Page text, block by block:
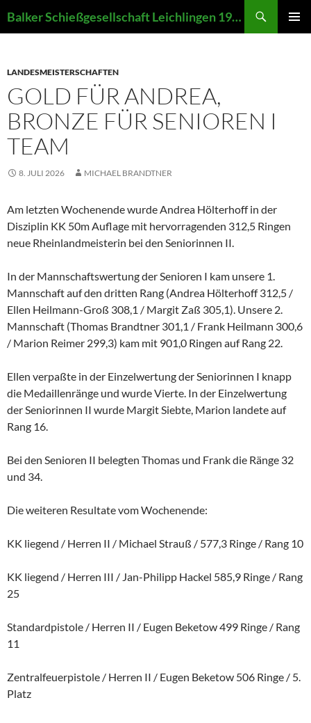
Inhalt
Balker Schießgesellschaft Leichlingen 1907 e.V.
LANDESMEISTERSCHAFTEN
GOLD FÜR ANDREA,
BRONZE FÜR SENIOREN I
TEAM
8. JULI 2026 MICHAEL BRANDTNER
Am letzten Wochenende wurde Andrea Hölterhoff in der
Disziplin KK 50m Auflage mit hervorragenden 312,5 Ringen
neue Rheinlandmeisterin bei den Seniorinnen II.
In der Mannschaftswertung der Senioren I kam unsere 1.
Mannschaft auf den dritten Rang (Andrea Hölterhoff 312,5 /
Ellen Heilmann-Groß 308,1 / Margit Zaß 305,1). Unsere 2.
Mannschaft (Thomas Brandtner 301,1 / Frank Heilmann 300,6
/ Marion Reimer 299,3) kam mit 901,0 Ringen auf Rang 22.
Ellen verpaßte in der Einzelwertung der Seniorinnen I knapp
die Medaillenränge und wurde Vierte. In der Einzelwertung
der Seniorinnen II wurde Margit Siebte, Marion landete auf
Rang 16.
Bei den Senioren II belegten Thomas und Frank die Ränge 32
und 34.
Die weiteren Resultate vom Wochenende:
KK liegend / Herren II / Michael Strauß / 577,3 Ringe / Rang 10
KK liegend / Herren III / Jan-Philipp Hackel 585,9 Ringe / Rang
25
Standardpistole / Herren II / Eugen Beketow 499 Ringe / Rang
11
Zentralfeuerpistole / Herren II / Eugen Beketow 506 Ringe / 5.
Platz